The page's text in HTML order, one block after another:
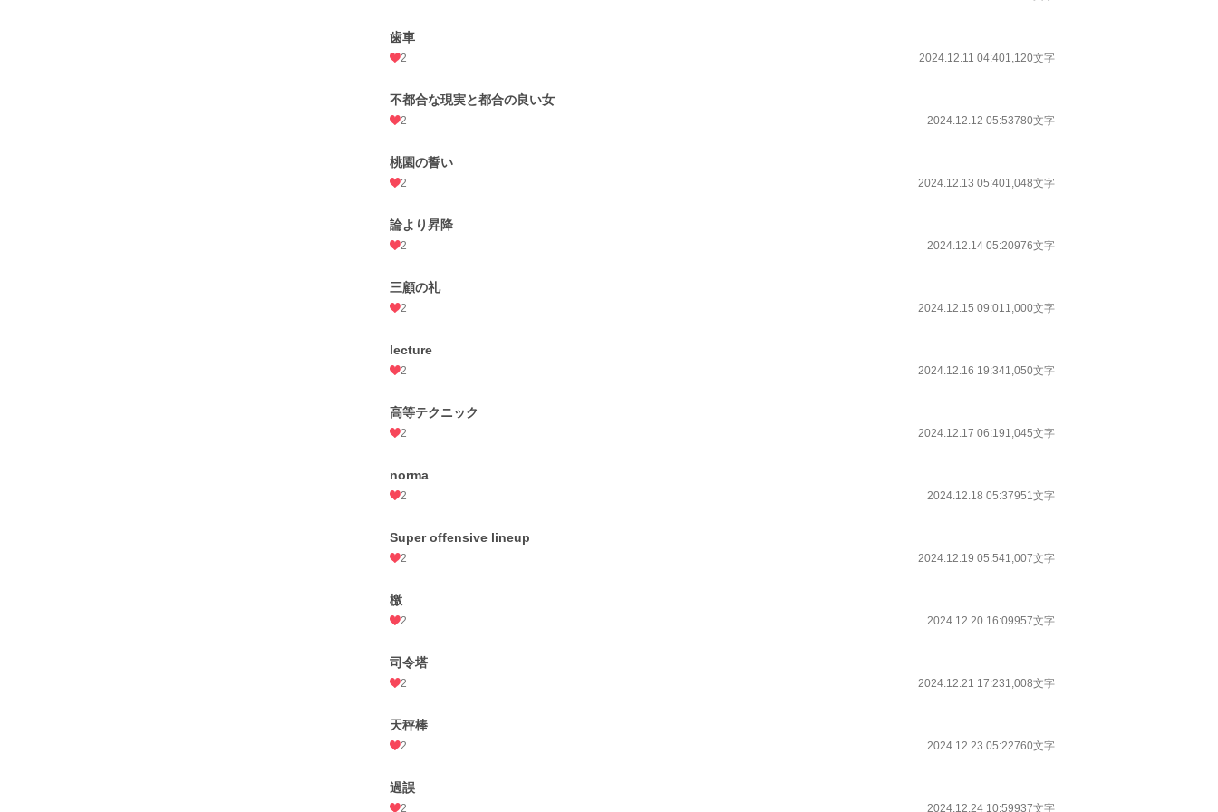
歯車
2 2024.12.11 04:401,120文字
不都合な現実と都合の良い女
2 2024.12.12 05:53780文字
桃園の誓い
2 2024.12.13 05:401,048文字
論より昇降
2 2024.12.14 05:20976文字
三顧の礼
2 2024.12.15 09:011,000文字
lecture
2 2024.12.16 19:341,050文字
高等テクニック
2 2024.12.17 06:191,045文字
norma
2 2024.12.18 05:37951文字
Super offensive lineup
2 2024.12.19 05:541,007文字
檄
2 2024.12.20 16:09957文字
司令塔
2 2024.12.21 17:231,008文字
天秤棒
2 2024.12.23 05:22760文字
過誤
2 2024.12.24 10:59937文字